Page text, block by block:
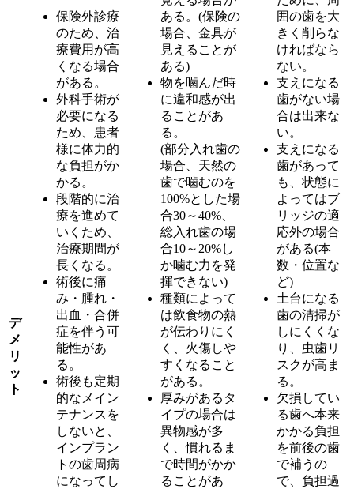
デ
メ
リ
ッ
ト
保険外診療
のため、治
療費用が高
くなる場合
がある。
外科手術が
必要になる
ため、患者
様に体力的
な負担がか
かる。
段階的に治
療を進めて
いくため、
治療期間が
長くなる。
術後に痛
み・腫れ・
出血・合併
症を伴う可
能性があ
る。
術後も定期
的なメイン
テナンスを
しないと、
インプラン
トの歯周病
になってし
ある。(保険の
場合、金具が
見えることが
ある)
物を噛んだ時
に違和感が出
ることがあ
る。
(部分入れ歯の
場合、天然の
歯で噛むのを
100%とした場
合30～40%、
総入れ歯の場
合10～20%し
か噛む力を発
揮できない)
種類によって
は飲食物の熱
が伝わりにく
く、火傷しや
すくなること
がある。
厚みがあるタ
イプの場合は
異物感が多
く、慣れるま
で時間がかか
ることがあ
囲の歯を大
きく削らな
ければなら
ない。
支えになる
歯がない場
合は出来な
い。
支えになる
歯があって
も、状態に
よってはブ
リッジの適
応外の場合
がある(本
数・位置な
ど)
土台になる
歯の清掃が
しにくくな
り、虫歯リ
スクが高ま
る。
欠損してい
る歯へ本来
かかる負担
を前後の歯
で補うの
で、負担過